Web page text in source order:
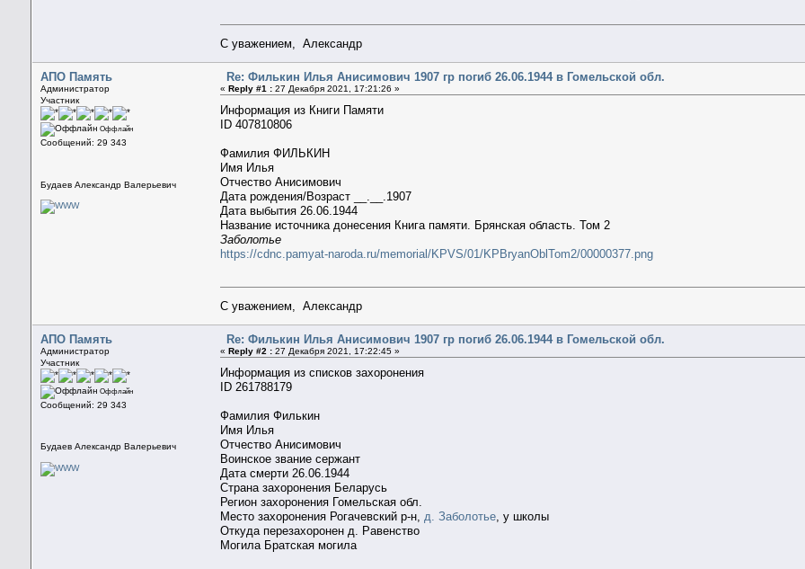
С уважением, Александр
АПО Память
Администратор
Участник
Оффлайн
Сообщений: 29 343
Будаев Александр Валерьевич
Re: Филькин Илья Анисимович 1907 гр погиб 26.06.1944 в Гомельской обл.
«Reply #1 : 27 Декабря 2021, 17:21:26 »
Информация из Книги Памяти
ID 407810806
Фамилия ФИЛЬКИН
Имя Илья
Отчество Анисимович
Дата рождения/Возраст __.__.1907
Дата выбытия 26.06.1944
Название источника донесения Книга памяти. Брянская область. Том 2
Заболотье
https://cdnc.pamyat-naroda.ru/memorial/KPVS/01/KPBryanOblTom2/00000377.png
С уважением, Александр
АПО Память
Администратор
Участник
Оффлайн
Сообщений: 29 343
Будаев Александр Валерьевич
Re: Филькин Илья Анисимович 1907 гр погиб 26.06.1944 в Гомельской обл.
«Reply #2 : 27 Декабря 2021, 17:22:45 »
Информация из списков захоронения
ID 261788179
Фамилия Филькин
Имя Илья
Отчество Анисимович
Воинское звание сержант
Дата смерти 26.06.1944
Страна захоронения Беларусь
Регион захоронения Гомельская обл.
Место захоронения Рогачевский р-н, д. Заболотье , у школы
Откуда перезахоронен д. Равенство
Могила Братская могила